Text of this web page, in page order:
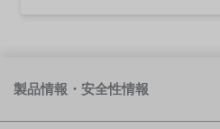
製品情報・安全性情報